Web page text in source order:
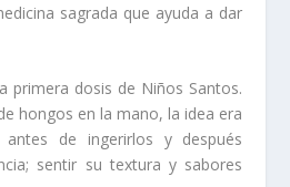
sagrada que ayuda a dar
primera dosis de Niños Santos.
hongos en la mano, la idea era
de ingerirlos y después
sentir su textura y sabores